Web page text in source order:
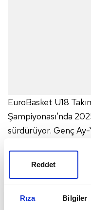
Rıza Bilgiler
Reddet
EuroBasket U18
Şampiyonası'nda
sürdürüyor. Genç Ay-
Finlandiya - Türkiye
hangi kanalda canlı
FİNLANDİYA -